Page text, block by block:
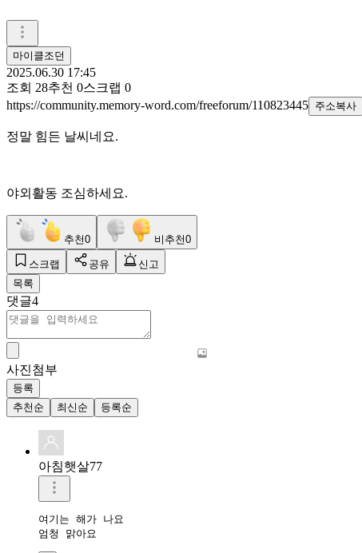
마이클조던
2025.06.30 17:45
조회 28추천 0스크랩 0
https://community.memory-word.com/freeforum/110823445 주소복사
정말 힘든 날씨네요.
야외활동 조심하세요.
추천0 비추천0
스크랩 공유
신고
목록
댓글4
사진첨부
등록
추천순
최신순 등록순
아침햇살77
여기는 해가 나요
엄청 맑아요